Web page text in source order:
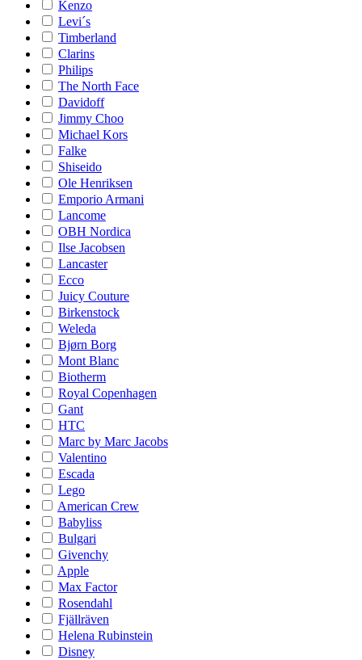
Kenzo
Levi´s
Timberland
Clarins
Philips
The North Face
Davidoff
Jimmy Choo
Michael Kors
Falke
Shiseido
Ole Henriksen
Emporio Armani
Lancome
OBH Nordica
Ilse Jacobsen
Lancaster
Ecco
Juicy Couture
Birkenstock
Weleda
Bjørn Borg
Mont Blanc
Biotherm
Royal Copenhagen
Gant
HTC
Marc by Marc Jacobs
Valentino
Escada
Lego
American Crew
Babyliss
Bulgari
Givenchy
Apple
Max Factor
Rosendahl
Fjällräven
Helena Rubinstein
Disney